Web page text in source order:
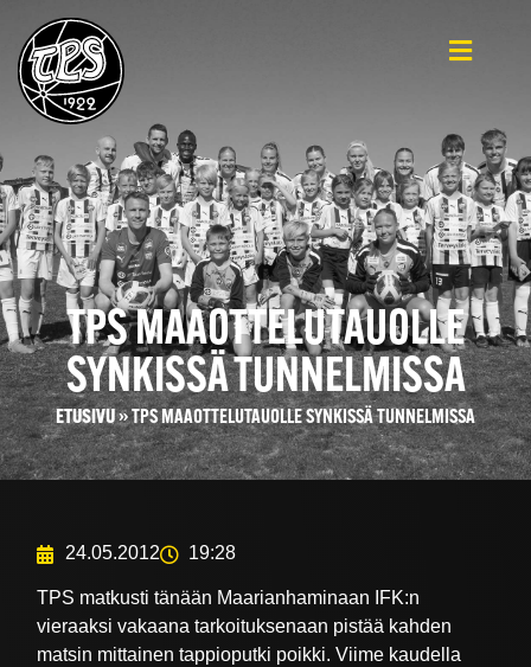
TPS MAAOTTELUTAUOLLE
SYNKISSÄ TUNNELMISSA
ETUSIVU»TPS MAAOTTELUTAUOLLE SYNKISSÄ TUNNELMISSA
24.05.2012 19:28
TPS matkusti tänään Maarianhaminaan IFK:n
vieraaksi vakaana tarkoituksenaan pistää kahden
matsin mittainen tappioputki poikki. Viime kaudella